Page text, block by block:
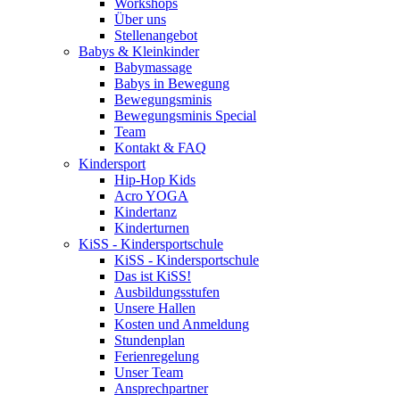
Workshops
Über uns
Stellenangebot
Babys & Kleinkinder
Babymassage
Babys in Bewegung
Bewegungsminis
Bewegungsminis Special
Team
Kontakt & FAQ
Kindersport
Hip-Hop Kids
Acro YOGA
Kindertanz
Kinderturnen
KiSS - Kindersportschule
KiSS - Kindersportschule
Das ist KiSS!
Ausbildungsstufen
Unsere Hallen
Kosten und Anmeldung
Stundenplan
Ferienregelung
Unser Team
Ansprechpartner